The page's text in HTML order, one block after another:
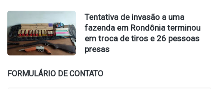
Tentativa de invasão a uma
fazenda em Rondônia terminou
em troca de tiros e 26 pessoas
presas
FORMULÁRIO DE CONTATO